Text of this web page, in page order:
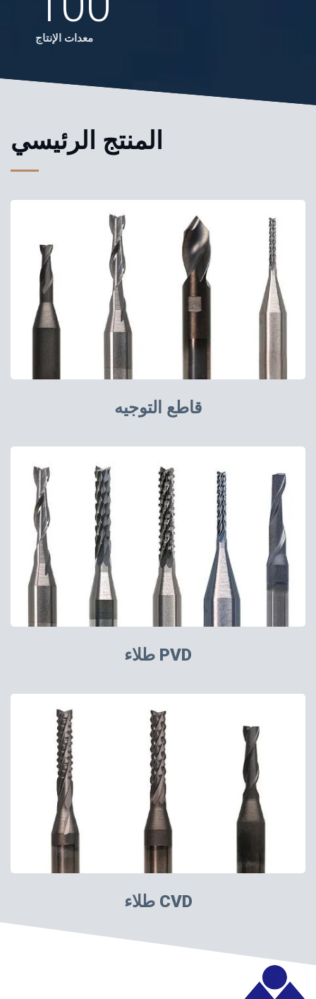
معدات الإنتاج
المنتج الرئيسي
قاطع التوجيه
طلاء PVD
طلاء CVD